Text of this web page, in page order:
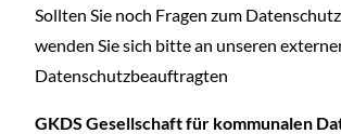
Sollten Sie noch Fragen zum
wenden Sie sich bitte an unseren
Datenschutzbeauftragten
GKDS Gesellschaft für kommunalen